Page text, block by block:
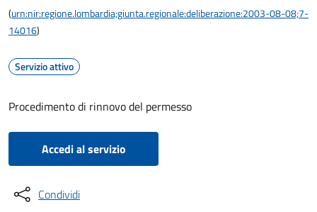
(urn:nir:regione.lombardia;giunta.regionale:deliberazione:2003-08-08;7-
14016)
Servizio attivo
Procedimento di rinnovo del permesso
Accedi al servizio
Condividi